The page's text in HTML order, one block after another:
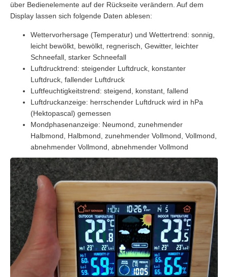
über Bedienelemente auf der Rückseite verändern. Auf dem
Display lassen sich folgende Daten ablesen:
Wettervorhersage (Temperatur) und Wettertrend: sonnig,
leicht bewölkt, bewölkt, regnerisch, Gewitter, leichter
Schneefall, starker Schneefall
Luftdrucktrend: steigender Luftdruck, konstanter
Luftdruck, fallender Luftdruck
Luftfeuchtigkeitstrend: steigend, konstant, fallend
Luftdruckanzeige: herrschender Luftdruck wird in hPa
(Hektopascal) gemessen
Mondphasenanzeige: Neumond, zunehmender
Halbmond, Halbmond, zunehmender Vollmond, Vollmond,
abnehmender Vollmond, abnehmender Vollmond